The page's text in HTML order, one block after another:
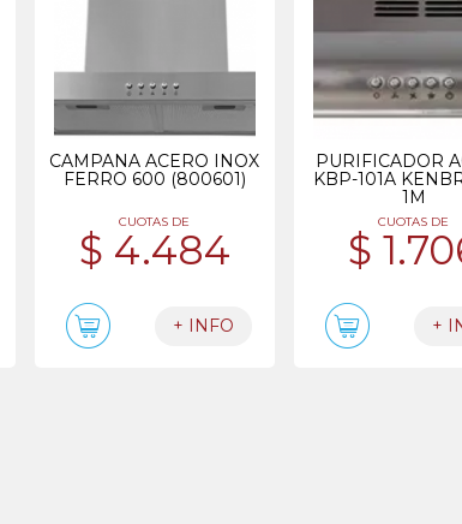
CAMPANA ACERO INOX
FERRO 600 (800601)
CUOTAS DE
$ 4.484
+ INFO
PURIFICADOR
KBP-101A
1M
CUOTAS DE
$
+